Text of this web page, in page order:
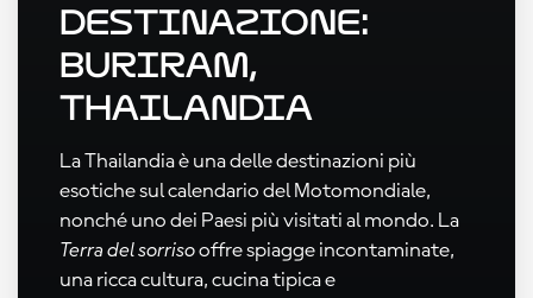
Destinazione:
Buriram,
Thailandia
La Thailandia è una delle destinazioni più
esotiche sul calendario del Motomondiale,
nonché uno dei Paesi più visitati al mondo. La
Terra del sorrisooffre spiagge incontaminate,
una ricca cultura, cucina tipica e